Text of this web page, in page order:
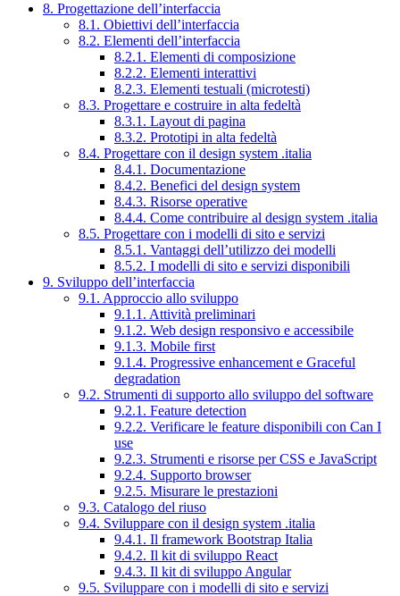
8. Progettazione dell’interfaccia
8.1. Obiettivi dell’interfaccia
8.2. Elementi dell’interfaccia
8.2.1. Elementi di composizione
8.2.2. Elementi interattivi
8.2.3. Elementi testuali (microtesti)
8.3. Progettare e costruire in alta fedeltà
8.3.1. Layout di pagina
8.3.2. Prototipi in alta fedeltà
8.4. Progettare con il design system .italia
8.4.1. Documentazione
8.4.2. Benefici del design system
8.4.3. Risorse operative
8.4.4. Come contribuire al design system .italia
8.5. Progettare con i modelli di sito e servizi
8.5.1. Vantaggi dell’utilizzo dei modelli
8.5.2. I modelli di sito e servizi disponibili
9. Sviluppo dell’interfaccia
9.1. Approccio allo sviluppo
9.1.1. Attività preliminari
9.1.2. Web design responsivo e accessibile
9.1.3. Mobile first
9.1.4. Progressive enhancement e Graceful
degradation
9.2. Strumenti di supporto allo sviluppo del software
9.2.1. Feature detection
9.2.2. Verificare le feature disponibili con Can I
use
9.2.3. Strumenti e risorse per CSS e JavaScript
9.2.4. Supporto browser
9.2.5. Misurare le prestazioni
9.3. Catalogo del riuso
9.4. Sviluppare con il design system .italia
9.4.1. Il framework Bootstrap Italia
9.4.2. Il kit di sviluppo React
9.4.3. Il kit di sviluppo Angular
9.5. Sviluppare con i modelli di sito e servizi